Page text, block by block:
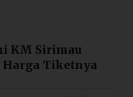
KM Sirimau
Harga Tiketnya